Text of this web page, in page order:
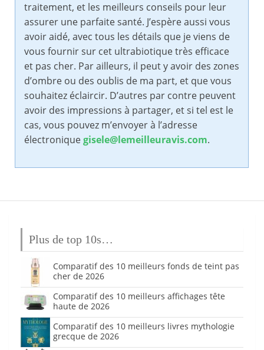
traitement, et les meilleurs conseils pour leur
assurer une parfaite santé. J’espère aussi vous
avoir aidé, avec tous les détails que je viens de
vous fournir sur cet ultrabiotique très efficace
et pas cher. Par ailleurs, il peut y avoir des zones
d’ombre ou des oublis de ma part, et que vous
souhaitez éclaircir. D’autres par contre peuvent
avoir des impressions à partager, et si tel est le
cas, vous pouvez m’envoyer à l’adresse
électroniquegisele@lemeilleuravis.com.
Plus de top 10s…
Comparatif des 10 meilleurs fonds de teint pas
cher de 2026
Comparatif des 10 meilleurs affichages tête
haute de 2026
Comparatif des 10 meilleurs livres mythologie
grecque de 2026